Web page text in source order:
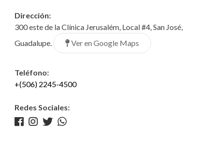
Dirección:
300 este de la Clínica Jerusalém, Local #4, San José,
Guadalupe.
Ver en Google Maps
Teléfono:
+(506) 2245-4500
Redes Sociales: